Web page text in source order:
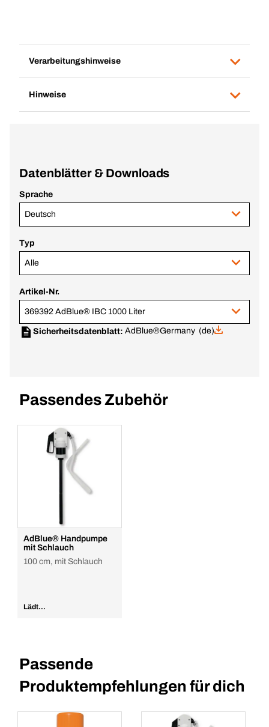
Verarbeitungshinweise
Hinweise
Datenblätter & Downloads
Sprache
Deutsch
Typ
Alle
Artikel-Nr.
369392 AdBlue® IBC 1000 Liter
Sicherheitsdatenblatt: AdBlue®Germany (de)
Passendes Zubehör
AdBlue® Handpumpe
mit Schlauch
100 cm, mit Schlauch
Lädt...
Passende
Produktempfehlungen für dich